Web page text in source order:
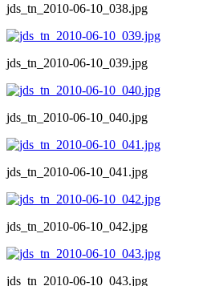
jds_tn_2010-06-10_038.jpg
jds_tn_2010-06-10_039.jpg
jds_tn_2010-06-10_040.jpg
jds_tn_2010-06-10_041.jpg
jds_tn_2010-06-10_042.jpg
jds_tn_2010-06-10_043.jpg